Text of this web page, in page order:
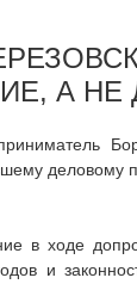
А НЕ
деловому
в ходе
и